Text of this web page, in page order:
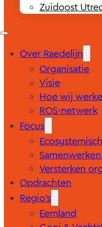
Zuidoost
Over Raedelijn
Organisatie
Visie
Hoe wij
ROS-netwerk
Focus
Versterken
Opdrachten
Regio’s
Eemland